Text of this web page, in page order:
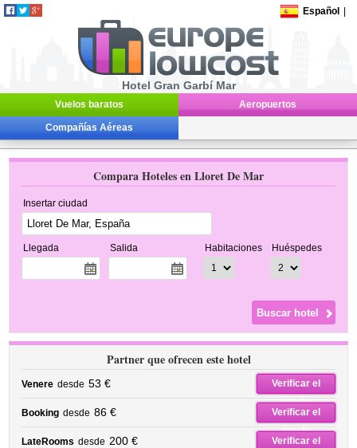
Español
Hotel Gran Garbí Mar
Vuelos baratos Aeropuertos
Compañías Aéreas
Compara Hoteles en Lloret De Mar
Insertar ciudad
Llegada Salida Habitaciones Huéspedes
Partner que ofrecen este hotel
Venere desde 53 €
Verificar el
precio
Booking desde 86 €
Verificar el
precio
LateRooms desde 200 €
Verificar el